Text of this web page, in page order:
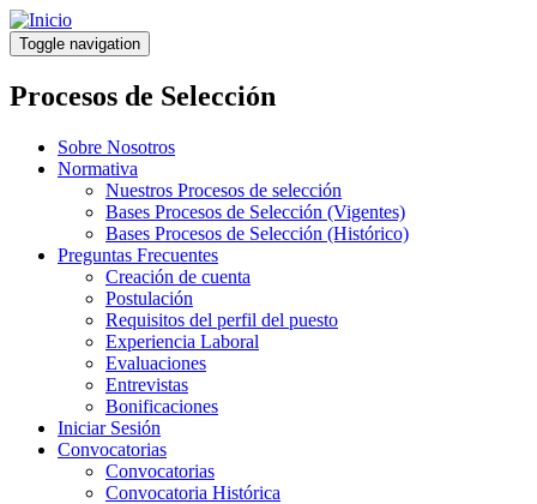
Pasar
al
contenido
principal
Toggle navigation
Procesos de Selección
Sobre Nosotros
Normativa
Nuestros Procesos de selección
Bases Procesos de Selección (Vigentes)
Bases Procesos de Selección (Histórico)
Preguntas Frecuentes
Creación de cuenta
Postulación
Requisitos del perfil del puesto
Experiencia Laboral
Evaluaciones
Entrevistas
Bonificaciones
Iniciar Sesión
Convocatorias
Convocatorias
Convocatoria Histórica